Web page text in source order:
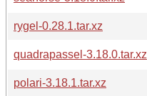
rygel-0.28.1.tar.xz
quadrapassel-3.18.0.tar.xz
polari-3.18.1.tar.xz